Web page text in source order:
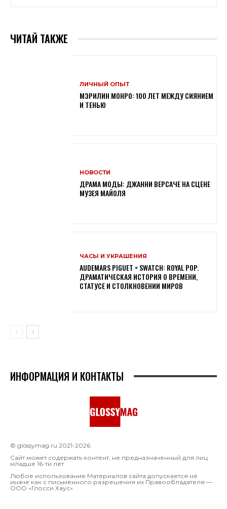
ЧИТАЙ ТАКЖЕ
ЛИЧНЫЙ ОПЫТ
МЭРИЛИН МОНРО: 100 ЛЕТ МЕЖДУ СИЯНИЕМ
И ТЕНЬЮ
НОВОСТИ
ДРАМА МОДЫ: ДЖАННИ ВЕРСАЧЕ НА СЦЕНЕ
МУЗЕЯ МАЙОЛЯ
ЧАСЫ И УКРАШЕНИЯ
AUDEMARS PIGUET × SWATCH: ROYAL POP.
ДРАМАТИЧЕСКАЯ ИСТОРИЯ О ВРЕМЕНИ,
СТАТУСЕ И СТОЛКНОВЕНИИ МИРОВ
ИНФОРМАЦИЯ И КОНТАКТЫ
© glossymag.ru 2021-2026
Сайт может содержать контент, не предназначенный для лиц
младше 16-ти лет
Любое использование Материалов сайта допускается не
иначе как с письменного разрешения их Правообладателя —
OOO «Глосси Хаус»